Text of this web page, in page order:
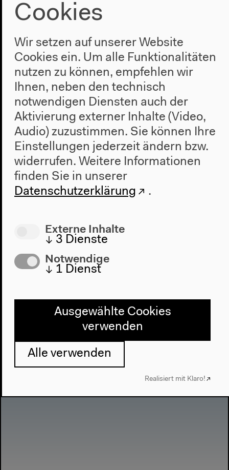
Möchten Sie von Vimeo bereitgestellte externe Inhalte laden?
#Diskurs
postrational.foundation
Cookies
Wir setzen auf unserer Website
Cookies ein. Um alle Funktionalitäten
nutzen zu können, empfehlen wir
Ihnen, neben den technisch
notwendigen Diensten auch der
Aktivierung externer Inhalte (Video,
Audio) zuzustimmen. Sie können Ihre
Einstellungen jederzeit ändern bzw.
widerrufen. Weitere Informationen
finden Sie in unserer
Datenschutzerklärung
.
Externe Inhalte
↓ 3 Dienste
Notwendige
↓ 1 Dienst
Ausgewählte Cookies
verwenden
Alle verwenden
Realisiert mit Klaro!